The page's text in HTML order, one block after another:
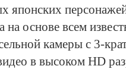
японских
основе всем
камеры с 3-
в высоком HD